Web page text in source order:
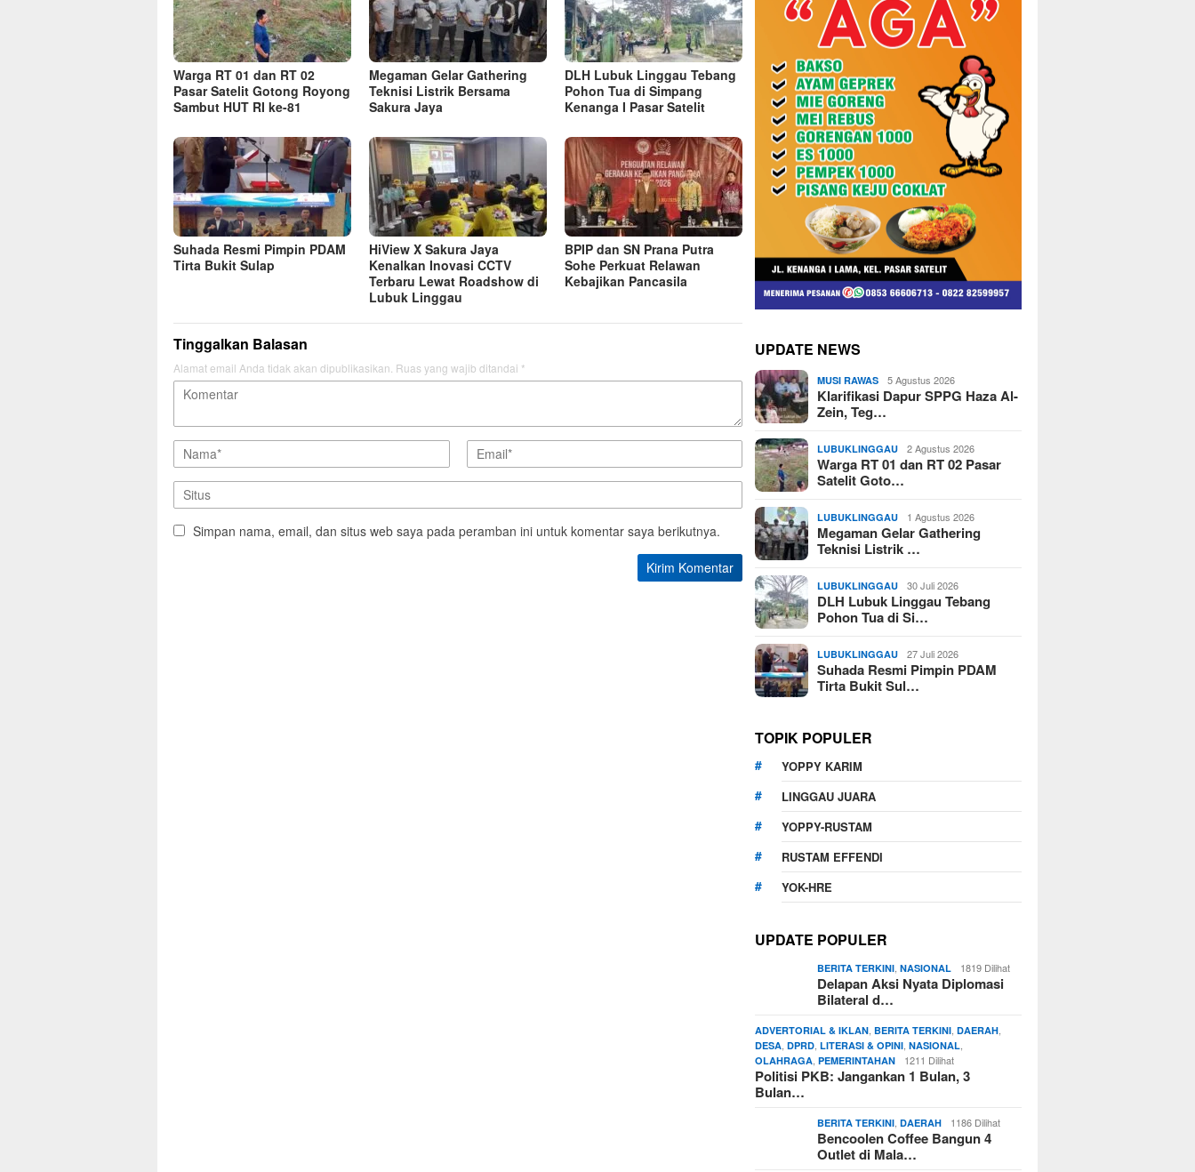
Warga RT 01 dan RT 02
Pasar Satelit Gotong Royong
Sambut HUT RI ke-81
Megaman Gelar Gathering
Teknisi Listrik Bersama
Sakura Jaya
DLH Lubuk Linggau Tebang
Pohon Tua di Simpang
Kenanga I Pasar Satelit
Suhada Resmi Pimpin PDAM
Tirta Bukit Sulap
HiView X Sakura Jaya
Kenalkan Inovasi CCTV
Terbaru Lewat Roadshow di
Lubuk Linggau
BPIP dan SN Prana Putra
Sohe Perkuat Relawan
Kebajikan Pancasila
Tinggalkan Balasan
Alamat email Anda tidak akan dipublikasikan. Ruas yang wajib ditandai *
Simpan nama, email, dan situs web saya pada peramban ini untuk komentar saya berikutnya.
UPDATE NEWS
MUSI RAWAS 5 Agustus 2026
Klarifikasi Dapur SPPG Haza Al-
Zein, Teg…
LUBUKLINGGAU 2 Agustus 2026
Warga RT 01 dan RT 02 Pasar
Satelit Goto…
LUBUKLINGGAU 1 Agustus 2026
Megaman Gelar Gathering
Teknisi Listrik …
LUBUKLINGGAU 30 Juli 2026
DLH Lubuk Linggau Tebang
Pohon Tua di Si…
LUBUKLINGGAU 27 Juli 2026
Suhada Resmi Pimpin PDAM
Tirta Bukit Sul…
TOPIK POPULER
YOPPY KARIM
LINGGAU JUARA
YOPPY-RUSTAM
RUSTAM EFFENDI
YOK-HRE
UPDATE POPULER
BERITA TERKINI,NASIONAL 1819 Dilihat
Delapan Aksi Nyata Diplomasi
Bilateral d…
ADVERTORIAL & IKLAN,BERITA TERKINI,DAERAH,
DESA,DPRD,LITERASI & OPINI,NASIONAL,
OLAHRAGA,PEMERINTAHAN 1211 Dilihat
Politisi PKB: Jangankan 1 Bulan, 3
Bulan…
BERITA TERKINI,DAERAH 1186 Dilihat
Bencoolen Coffee Bangun 4
Outlet di Mala…